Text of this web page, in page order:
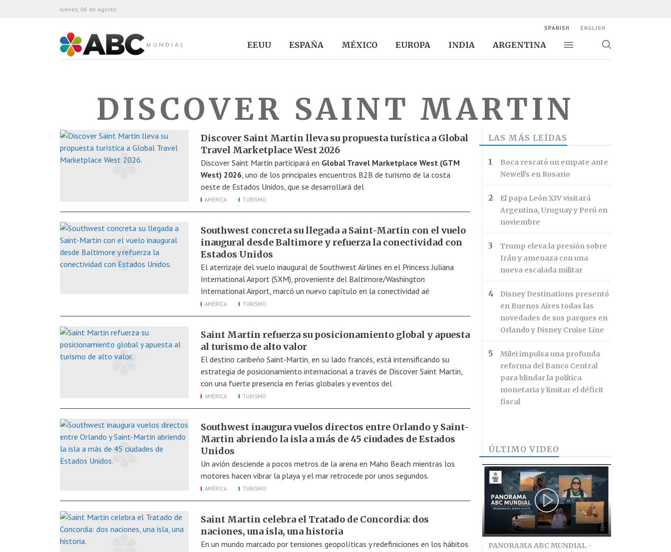
ABC Mundial
EEUU ESPAÑA MÉXICO EUROPA INDIA ARGENTINA
Alternar navegación
Alternar
Jueves, 06 de Agosto
SPANISH ENGLISH
DISCOVER SAINT MARTIN
Discover Saint Martin lleva su propuesta turística a Global
Travel Marketplace West 2026
Discover Saint Martin participará en Global Travel Marketplace West (GTM
West) 2026, uno de los principales encuentros B2B de turismo de la costa
oeste de Estados Unidos, que se desarrollará del
AMÉRICA TURISMO
Southwest concreta su llegada a Saint-Martin con el vuelo
inaugural desde Baltimore y refuerza la conectividad con
Estados Unidos
El aterrizaje del vuelo inaugural de Southwest Airlines en el Princess Juliana
International Airport (SXM), proveniente del Baltimore/Washington
International Airport, marcó un nuevo capítulo en la conectividad aé
AMÉRICA TURISMO
Saint Martin refuerza su posicionamiento global y apuesta
al turismo de alto valor
El destino caribeño Saint-Martin, en su lado francés, está intensificando su
estrategia de posicionamiento internacional a través de Discover Saint Martin,
con una fuerte presencia en ferias globales y eventos del
AMÉRICA TURISMO
Southwest inaugura vuelos directos entre Orlando y Saint-
Martin abriendo la isla a más de 45 ciudades de Estados
Unidos
Un avión desciende a pocos metros de la arena en Maho Beach mientras los
motores hacen vibrar la playa y el mar retrocede por unos segundos.
AMÉRICA TURISMO
Saint Martin celebra el Tratado de Concordia: dos
naciones, una isla, una historia
En un mundo marcado por tensiones geopolíticas y redefiniciones en los hábitos
LAS MÁS LEÍDAS
Boca rescató un empate ante
Newell's en Rosario
El papa León XIV visitará
Argentina, Uruguay y Perú en
noviembre
Trump eleva la presión sobre
Irán y amenaza con una
nueva escalada militar
Disney Destinations presentó
en Buenos Aires todas las
novedades de sus parques en
Orlando y Disney Cruise Line
Milei impulsa una profunda
reforma del Banco Central
para blindar la política
monetaria y limitar el déficit
fiscal
ÚLTIMO VIDEO
PANORAMA ABC MUNDIAL -